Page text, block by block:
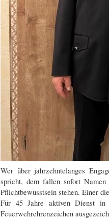
Wer über jahrzehntelanges
spricht, dem fallen sofort
Pflichtbewusstsein stehen. Einer
Für 45 Jahre aktiven Dienst
Feuerwehrehrenzeichen